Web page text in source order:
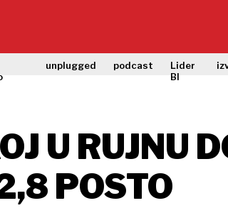
unplugged podcast
Lider
BI
U RUJNU
POSTO